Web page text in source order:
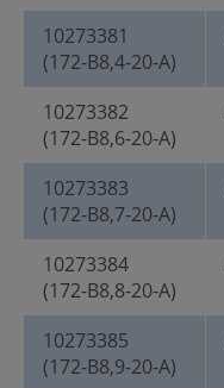
10273381
(172-B8,4-20-A)
10273382
(172-B8,6-20-A)
10273383
(172-B8,7-20-A)
10273384
(172-B8,8-20-A)
10273385
(172-B8,9-20-A)